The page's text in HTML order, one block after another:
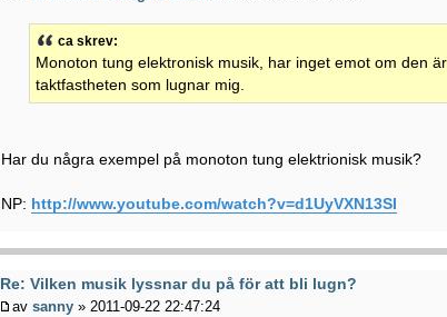
ca skrev:
Monoton tung elektronisk musik, har inget emot om den
taktfastheten som lugnar mig.
Har du några exempel på monoton tung elektrionisk musik?
NP: http://www.youtube.com/watch?v=d1UyVXN13SI
Re: Vilken musik lyssnar du på för att bli lugn?
avsanny » 2011-09-22 22:47:24